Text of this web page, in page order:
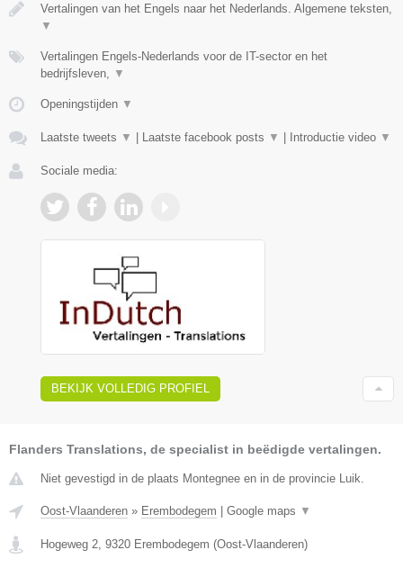
Vertalingen van het Engels naar het Nederlands. Algemene teksten,
▼
Vertalingen Engels-Nederlands voor de IT-sector en het
bedrijfsleven,
▼
Openingstijden ▼
Laatste tweets ▼ | Laatste facebook posts ▼ | Introductie video ▼
Sociale media:
BEKIJK VOLLEDIG PROFIEL
Flanders Translations, de specialist in beëdigde vertalingen.
Niet gevestigd in de plaats Montegnee en in de provincie Luik.
Oost-Vlaanderen » Erembodegem | Google maps ▼
Hogeweg 2 9320 Erembodegem (Oost-Vlaanderen)